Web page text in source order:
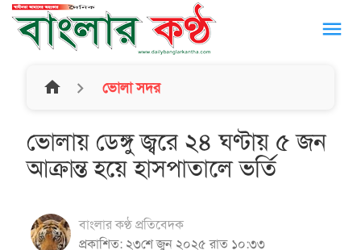
menu
home ভোলা সদর
ভোলায় ডেঙ্গু জ্বরে ২৪ ঘণ্টায় ৫ জন
আক্রান্ত হয়ে হাসপাতালে ভর্তি
বাংলার কণ্ঠ প্রতিবেদক
প্রকাশিত: ২৩শে জুন ২০২৫ রাত ১০:৩৩